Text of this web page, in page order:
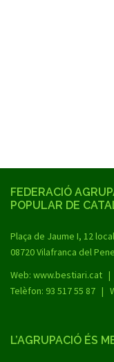
FEDERACIÓ
POPULAR DE
Plaça de Jaume I, 12 local
08720 Vilafranca del
Web: www.bestiari.cat |
Telèfon: 93 517 55 87 |
L’AGRUPACIÓ ÉS